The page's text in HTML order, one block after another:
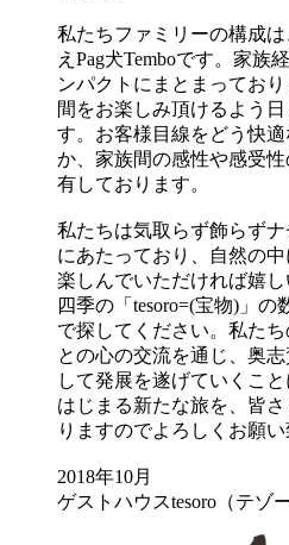
私たちファミリーの構成
えPag犬Temboです。家族
ンパクトにまとまってお
間をお楽しみ頂けるよう
す。お客様目線をどう快
か、家族間の感性や感受
有しております。
私たちは気取らず飾らず
にあたっており、自然の
楽しんでいただければ嬉
四季の「tesoro=(宝物)」
で探してください。私た
との心の交流を通じ、奥
して発展を遂げていくこ
はじまる新たな旅を、皆
りますのでよろしくお願い
2018年10月
ゲストハウスtesoro（テゾ